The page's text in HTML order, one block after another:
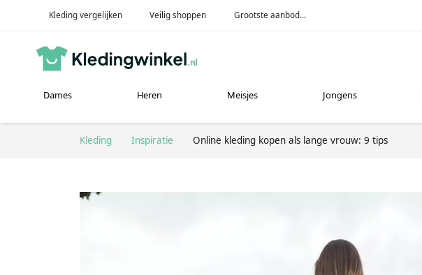
Kleding vergelijken Veilig shoppen Grootste aanbod...
Dames Heren Meisjes Jongens
Kleding Inspiratie Online kleding kopen als lange vrouw: 9 tips